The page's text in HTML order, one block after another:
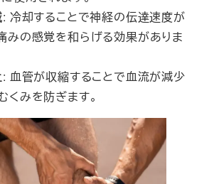
: 冷却することで神経の伝達速度が
みの感覚を和らげる効果がありま
: 血管が収縮することで血流が減少
くみを防ぎます。